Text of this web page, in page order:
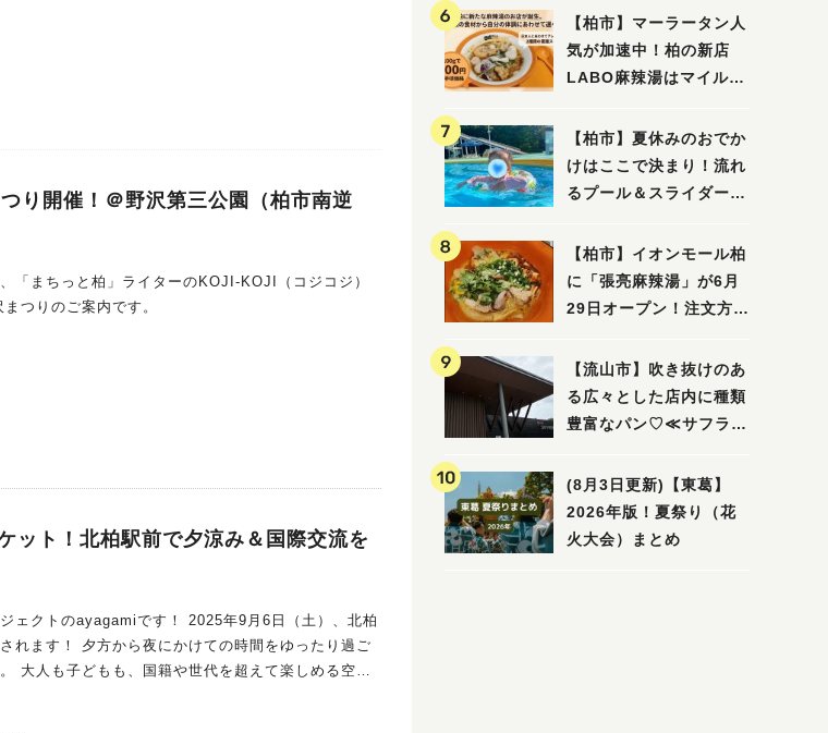
り開催！＠野沢第三公園（柏市南逆
「まちっと柏」ライターのKOJI-KOJI（コジコジ）
まつりのご案内です。
ット！北柏駅前で夕涼み＆国際交流を
ェクトのayagamiです！ 2025年9月6日（土）、北柏
れます！ 夕方から夜にかけての時間をゆったり過ご
大人も子どもも、国籍や世代を超えて楽しめる空間
ニューデイズ跡地に、キッチンカーや屋台が並び、
【柏市】マーラータン人
気が加速中！柏の新店
LABO麻辣湯はマイルド
【柏市】夏休みのおでか
けはここで決まり！流れ
るプール＆スライダーに
ル」を親子で満喫してき
ました！
【柏市】イオンモール柏
に「張亮麻辣湯」が6月
29日オープン！注文方法
ビュー
【流山市】吹き抜けのあ
る広々とした店内に種類
豊富なパン♡≪サフラン
(8月3日更新)【東葛】
2026年版！夏祭り（花
火大会）まとめ